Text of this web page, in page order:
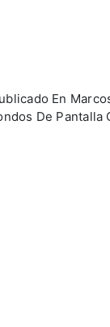
En
De Pantalla